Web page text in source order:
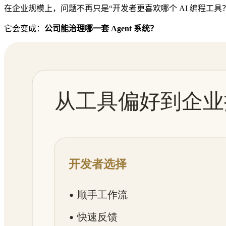
在企业规模上，问题不再只是“开发者更喜欢哪个 AI 编程工具
它会变成： 公司能治理哪一套 Agent 系统？